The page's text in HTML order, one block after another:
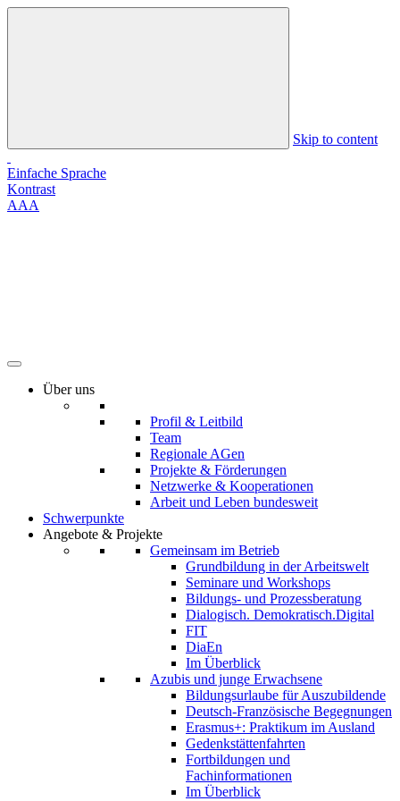
Skip to content
Einfache Sprache
Kontrast
AAA
Über uns
Profil & Leitbild
Team
Regionale AGen
Projekte & Förderungen
Netzwerke & Kooperationen
Arbeit und Leben bundesweit
Schwerpunkte
Angebote & Projekte
Gemeinsam im Betrieb
Grundbildung in der Arbeitswelt
Seminare und Workshops
Bildungs- und Prozessberatung
Dialogisch. Demokratisch.Digital
FIT
DiaEn
Im Überblick
Azubis und junge Erwachsene
Bildungsurlaube für Auszubildende
Deutsch-Französische Begegnungen
Erasmus+: Praktikum im Ausland
Gedenkstättenfahrten
Fortbildungen und
Fachinformationen
Im Überblick